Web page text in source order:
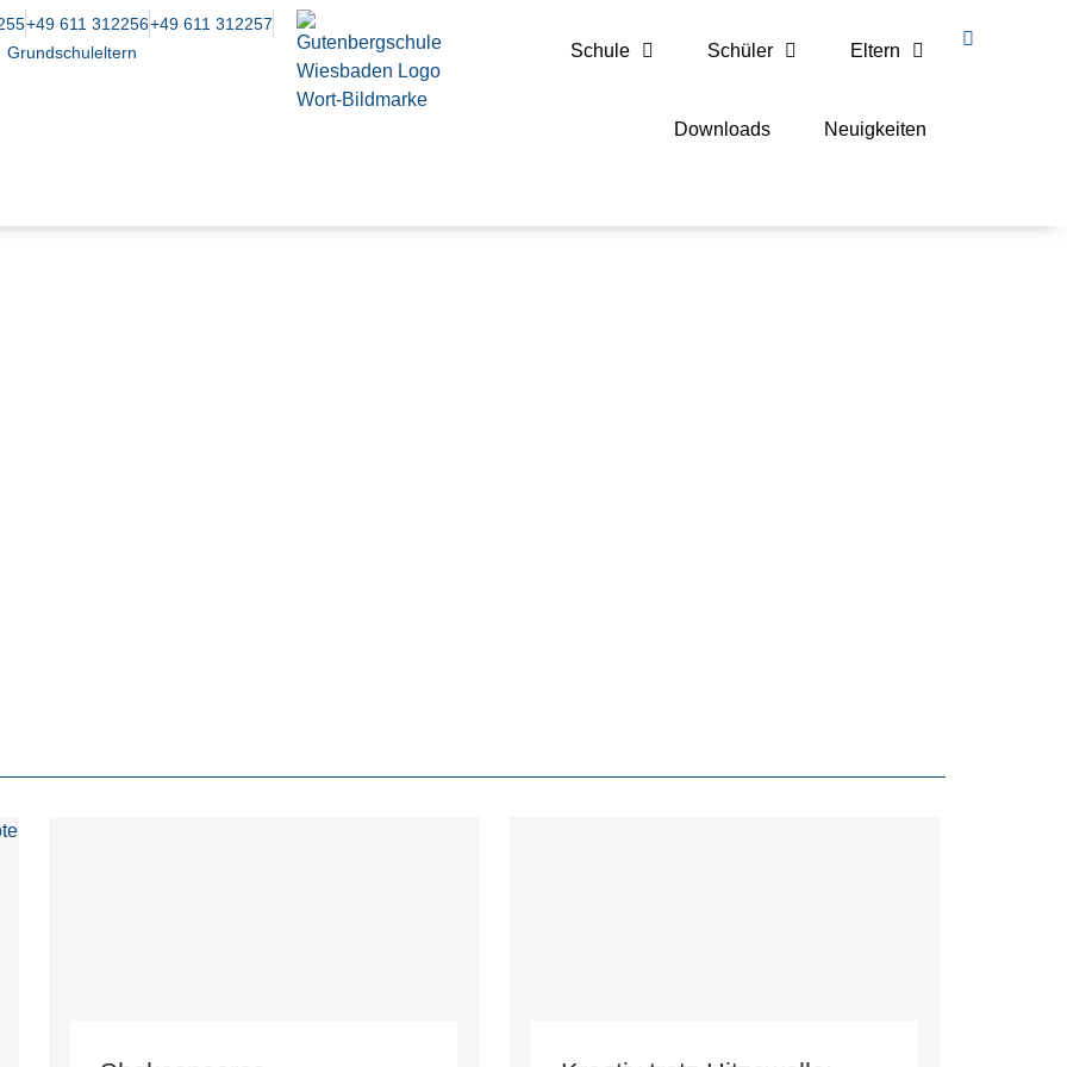
+49 611 312256+49 611 312257
Grundschuleltern Schule Schüler Eltern
Downloads Neuigkeiten